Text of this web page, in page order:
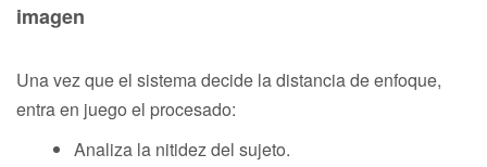
imagen
Una vez que el sistema decide la distancia de enfoque,
entra en juego el procesado:
Analiza la nitidez del sujeto.